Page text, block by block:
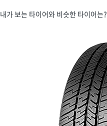
내가 보는 타이어와 비슷한 타이어는?